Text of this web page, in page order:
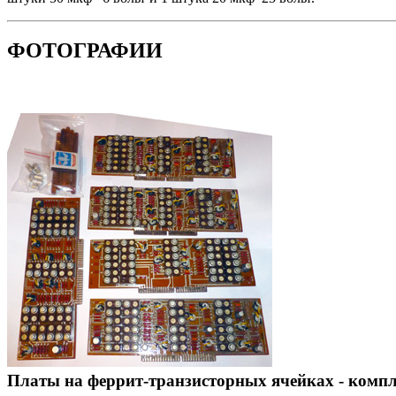
ФОТОГРАФИИ
Платы на феррит-транзисторных ячейках -